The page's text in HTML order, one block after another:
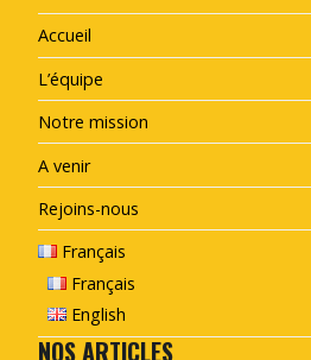
Accueil
L’équipe
Notre mission
A venir
Rejoins-nous
Français
Français
English
NOS ARTICLES